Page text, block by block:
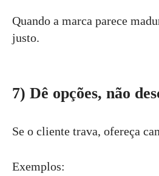
Quando a marca parece
justo.
7) Dê opções, não
Se o cliente trava, ofereça
Exemplos: